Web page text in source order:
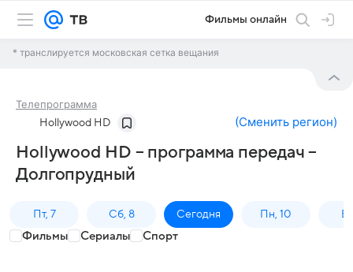
Фильмы онлайн
* транслируется московская сетка вещания
Телепрограмма
Hollywood HD (Сменить регион)
Hollywood HD – программа передач –
Долгопрудный
Пт, 7 Сб, 8 Сегодня Пн, 10
Фильмы Сериалы Спорт